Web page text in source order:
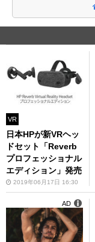
VR
日本HPが新VRヘッ
ドセット「Reverb
プロフェッショナル
エディション」発売
2019年06月17日 16:30
AD